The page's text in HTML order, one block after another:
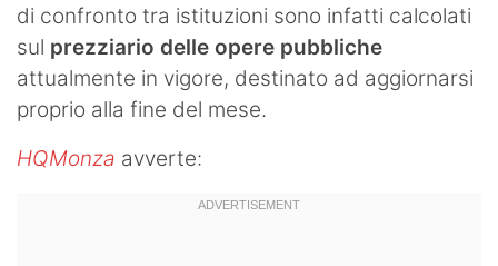
di confronto tra istituzioni sono infatti calcolati
sul prezziario delle opere pubbliche
attualmente in vigore, destinato ad aggiornarsi
proprio alla fine del mese.
HQMonza avverte: